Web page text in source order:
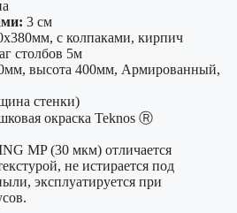
3 см
с колпаками, кирпич
столбов 5м
высота 400мм, Армированный,
стенки)
окраска Teknos Ⓡ
MP (30 мкм) отличается
не истирается под
эксплуатируется при